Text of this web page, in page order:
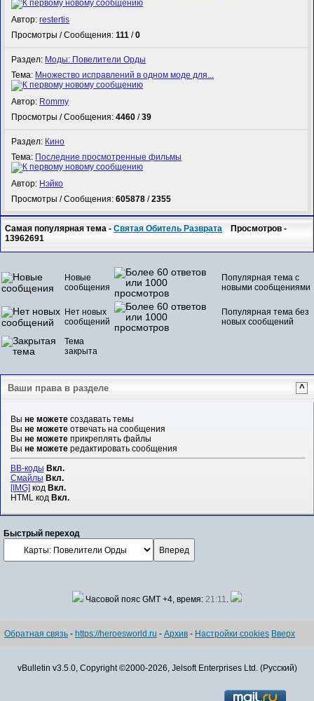
Автор:restertis
Просмотры / Сообщения:111 /0
Раздел: Моды: Повелители Орды
Тема: Множество исправлений в одном моде для...
Автор: Rommy
Просмотры / Сообщения:4460 /39
Раздел: Кино
Тема: Последние просмотренные фильмы
Автор: Нэйко
Просмотры / Сообщения:605878 /2355
Самая популярная тема -Святая Обитель Разврата Просмотров -
13962691
Новые
сообщения
Популярная тема с
новыми сообщениями
Нет новых
сообщений
Популярная тема без
новых сообщений
Тема
закрыта
Ваши права в разделе ^
Вы не можетесоздавать темы
Вы не можетеотвечать на сообщения
Вы не можетеприкреплять файлы
Вы не можетередактировать сообщения
BB-коды Вкл.
Смайлы Вкл.
[IMG]код Вкл.
HTML код Вкл.
Быстрый переход
Часовой пояс GMT +4, время: 21:11.
Обратная связь - https://heroesworld.ru - Архив - Настройки cookies Вверх
vBulletin v3.5.0, Copyright ©2000-2026, Jelsoft Enterprises Ltd. (Русский)